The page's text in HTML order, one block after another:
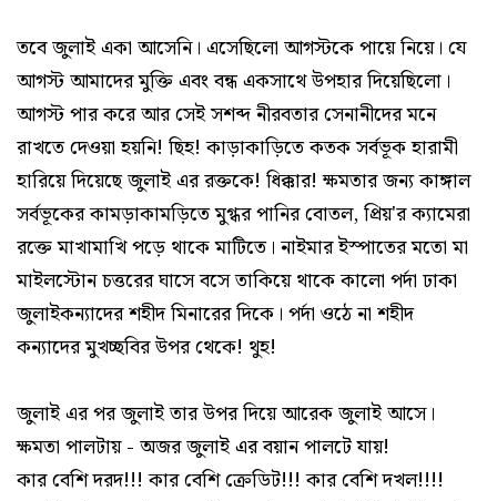
তবে জুলাই একা আসেনি। এসেছিলো আগস্টকে পায়ে নিয়ে। যে
আগস্ট আমাদের মুক্তি এবং বন্ধ একসাথে উপহার দিয়েছিলো।
আগস্ট পার করে আর সেই সশব্দ নীরবতার সেনানীদের মনে
রাখতে দেওয়া হয়নি! ছিহ! কাড়াকাড়িতে কতক সর্বভূক হারামী
হারিয়ে দিয়েছে জুলাই এর রক্তকে! ধিক্কার! ক্ষমতার জন্য কাঙ্গাল
সর্বভূকের কামড়াকামড়িতে মুগ্ধর পানির বোতল, প্রিয়'র ক্যামেরা
রক্তে মাখামাখি পড়ে থাকে মাটিতে। নাইমার ইস্পাতের মতো মা
মাইলস্টোন চত্তরের ঘাসে বসে তাকিয়ে থাকে কালো পর্দা ঢাকা
জুলাইকন্যাদের শহীদ মিনারের দিকে। পর্দা ওঠে না শহীদ
কন্যাদের মুখচ্ছবির উপর থেকে! থুহ!
জুলাই এর পর জুলাই তার উপর দিয়ে আরেক জুলাই আসে।
ক্ষমতা পালটায় - অজর জুলাই এর বয়ান পালটে যায়!
কার বেশি দরদ!!! কার বেশি ক্রেডিট!!! কার বেশি দখল!!!!